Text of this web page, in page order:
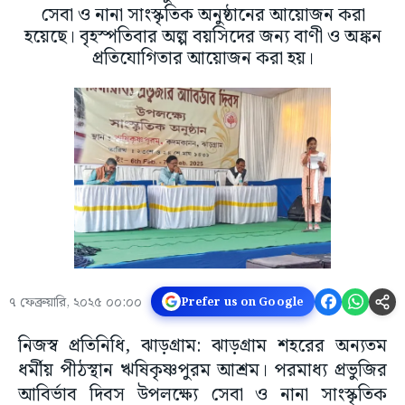
সেবা ও নানা সাংস্কৃতিক অনুষ্ঠানের আয়োজন করা
হয়েছে। বৃহস্পতিবার অল্প বয়সিদের জন্য বাণী ও অঙ্কন
প্রতিযোগিতার আয়োজন করা হয়।
৭ ফেব্রুয়ারি, ২০২৫ ০০:০০ Prefer us on Google
নিজস্ব প্রতিনিধি, ঝাড়গ্ৰাম: ঝাড়গ্রাম শহরের অন্যতম
ধর্মীয় পীঠস্থান ঋষিকৃষ্ণপুরম আশ্রম। পরমাধ্য প্রভুজির
আবির্ভাব দিবস উপলক্ষ্যে সেবা ও নানা সাংস্কৃতিক